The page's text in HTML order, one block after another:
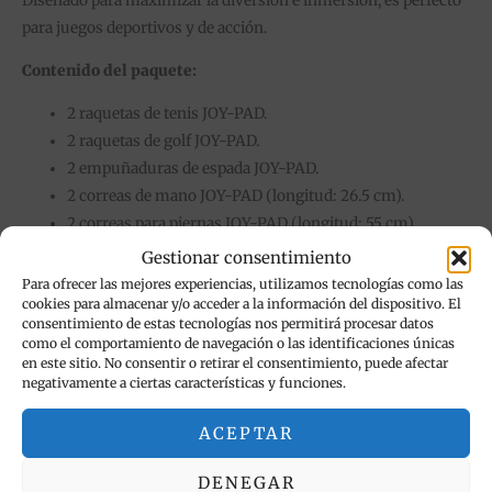
Gestionar consentimiento
Para ofrecer las mejores experiencias, utilizamos tecnologías como las
cookies para almacenar y/o acceder a la información del dispositivo. El
consentimiento de estas tecnologías nos permitirá procesar datos
como el comportamiento de navegación o las identificaciones únicas
en este sitio. No consentir o retirar el consentimiento, puede afectar
negativamente a ciertas características y funciones.
ACEPTAR
DENEGAR
para juegos deportivos y de acción.
Contenido del paquete:
2 raquetas de tenis JOY-PAD.
2 raquetas de golf JOY-PAD.
2 empuñaduras de espada JOY-PAD.
2 correas de mano JOY-PAD (longitud: 26.5 cm).
2 correas para piernas JOY-PAD (longitud: 55 cm).
2 correas JOY-PAD.
Nota:Este kit no incluye la consola, los mandos ni los juegos.
¡Prepárate para llevar tu diversión al siguiente nivel!
Productos relacionados